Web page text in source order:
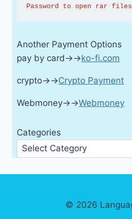
Password to open rar
Another Payment Options
pay by card→→ko-fi.com
crypto→→Crypto Payment
Webmoney→→Webmoney
Categories
© 2026